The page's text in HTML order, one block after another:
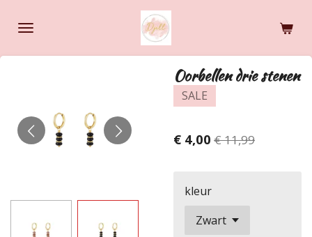
direct
Oorbellen drie stenen
SALE
€ 4,00 € 11,99
kleur